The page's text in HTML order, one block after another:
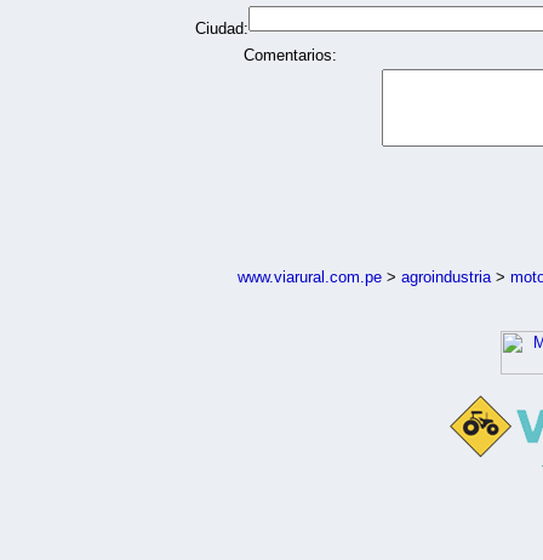
Ciudad:
Comentarios:
www.viarural.com.pe > agroindustria>